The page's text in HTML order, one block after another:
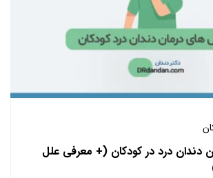
دندان درد در کودکان (+ معرفی علل